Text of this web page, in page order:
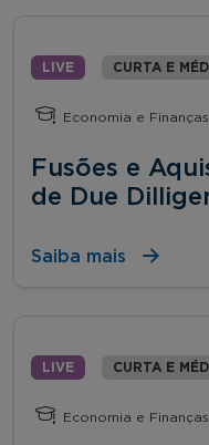
LIVE CURTA E
Economia e Finanças
Fusões e
de Due
Saiba mais
LIVE CURTA E
Economia e Finanças